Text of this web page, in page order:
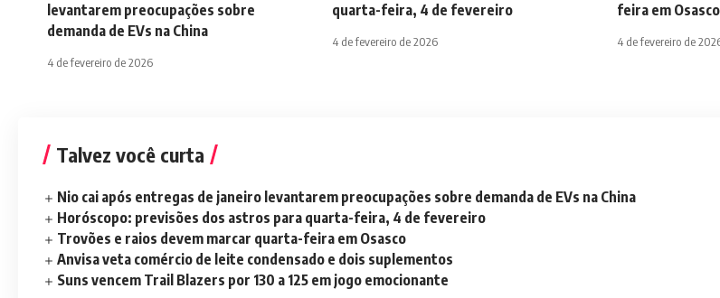
levantarem preocupações sobre
demanda de EVs na China
4 de fevereiro de 2026
quarta-feira, 4 de fevereiro
4 de fevereiro de 2026
feira em Osasco
4 de fevereiro de
Talvez você curta
Nio cai após entregas de janeiro levantarem preocupações sobre demanda de EVs na China
Horóscopo: previsões dos astros para quarta-feira, 4 de fevereiro
Trovões e raios devem marcar quarta-feira em Osasco
Anvisa veta comércio de leite condensado e dois suplementos
Suns vencem Trail Blazers por 130 a 125 em jogo emocionante